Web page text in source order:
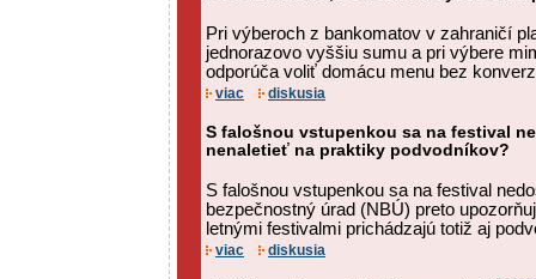
Pri výberoch z bankomatov v zahraničí
jednorazovo vyššiu sumu a pri výbere
odporúča voliť domácu menu bez
viac diskusia
S falošnou vstupenkou sa na festival
nenaletieť na praktiky podvodníkov?
S falošnou vstupenkou sa na festival
bezpečnostný úrad (NBÚ) preto
letnými festivalmi prichádzajú totiž aj
viac diskusia